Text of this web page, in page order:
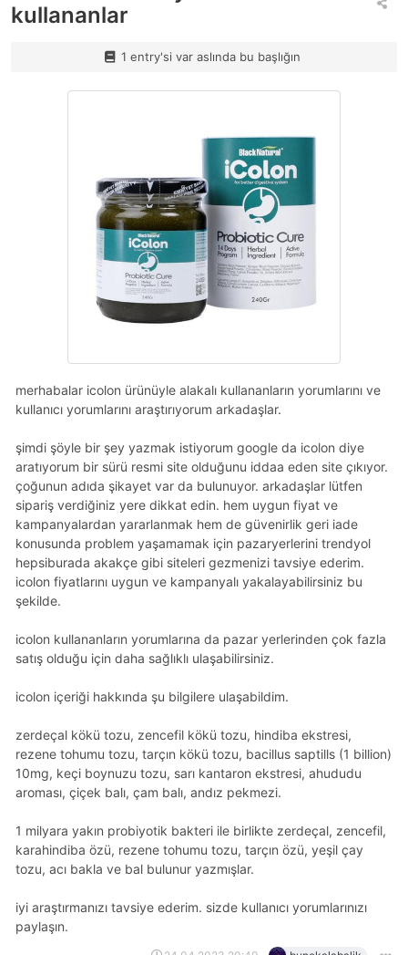
kullananlar
1 entry'si var aslında bu başlığın
merhabalar icolon ürünüyle alakalı kullananların yorumlarını ve
kullanıcı yorumlarını araştırıyorum arkadaşlar.
şimdi şöyle bir şey yazmak istiyorum google da icolon diye
aratıyorum bir sürü resmi site olduğunu iddaa eden site çıkıyor.
çoğunun adıda şikayet var da bulunuyor. arkadaşlar lütfen
sipariş verdiğiniz yere dikkat edin. hem uygun fiyat ve
kampanyalardan yararlanmak hem de güvenirlik geri iade
konusunda problem yaşamamak için pazaryerlerini trendyol
hepsiburada akakçe gibi siteleri gezmenizi tavsiye ederim.
icolon fiyatlarını uygun ve kampanyalı yakalayabilirsiniz bu
şekilde.
icolon kullananların yorumlarına da pazar yerlerinden çok fazla
satış olduğu için daha sağlıklı ulaşabilirsiniz.
icolon içeriği hakkında şu bilgilere ulaşabildim.
zerdeçal kökü tozu, zencefil kökü tozu, hindiba ekstresi,
rezene tohumu tozu, tarçın kökü tozu, bacillus saptills (1 billion)
10mg, keçi boynuzu tozu, sarı kantaron ekstresi, ahududu
aroması, çiçek balı, çam balı, andız pekmezi.
1 milyara yakın probiyotik bakteri ile birlikte zerdeçal, zencefil,
karahindiba özü, rezene tohumu tozu, tarçın özü, yeşil çay
tozu, acı bakla ve bal bulunur yazmışlar.
iyi araştırmanızı tavsiye ederim. sizde kullanıcı yorumlarınızı
paylaşın.